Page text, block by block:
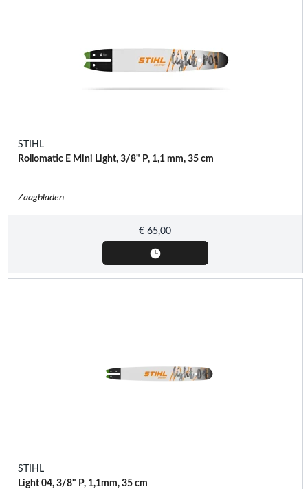
STIHL
Rollomatic E Mini Light, 3/8" P, 1,1 mm, 35 cm
Zaagbladen
€ 65,00
STIHL
Light 04, 3/8" P, 1,1mm, 35 cm